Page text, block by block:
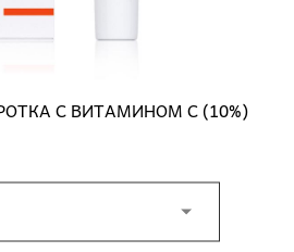
С ВИТАМИНОМ С (10%)